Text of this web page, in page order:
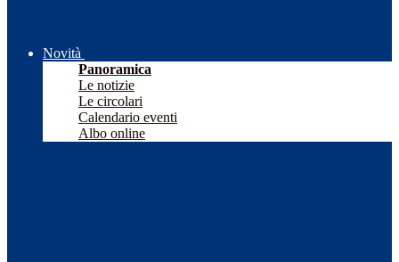
Novità
Panoramica
Le notizie
Le circolari
Calendario eventi
Albo online